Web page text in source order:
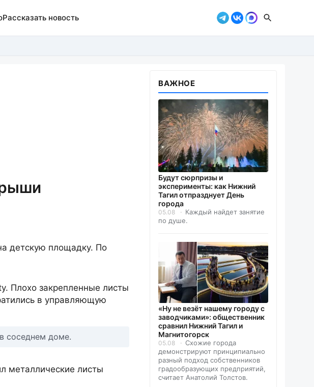
Рассказать новость
детскую площадку. По
Плохо закрепленные листы
в управляющую
соседнем доме.
металлические листы
ВАЖНОЕ
Будут сюрпризы и
эксперименты: как Нижний
Тагил отпразднует День
города
05.08
Каждый найдет занятие
по душе.
«Ну не везёт нашему городу с
заводчиками»: общественник
сравнил Нижний Тагил и
Магнитогорск
05.08
Схожие города
демонстрируют принципиально
разный подход собственников
градообразующих предприятий,
считает Анатолий Толстов.